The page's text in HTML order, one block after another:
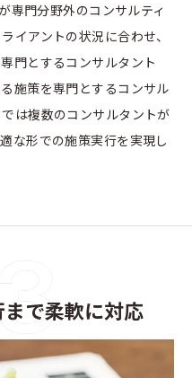
専門分野外のコンサルティ
イアントの状況に合わせ、
門とするコンサルタント
施策を専門とするコンサル
は複数のコンサルタントが
な形での施策実行を実現し
で柔軟に対応